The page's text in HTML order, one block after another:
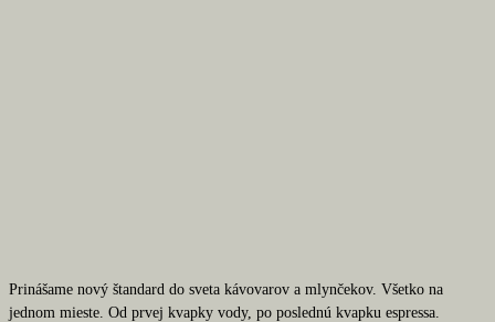
Prinášame nový štandard do sveta kávovarov a mlynčekov. Všetko na
jednom mieste. Od prvej kvapky vody, po poslednú kvapku espressa.